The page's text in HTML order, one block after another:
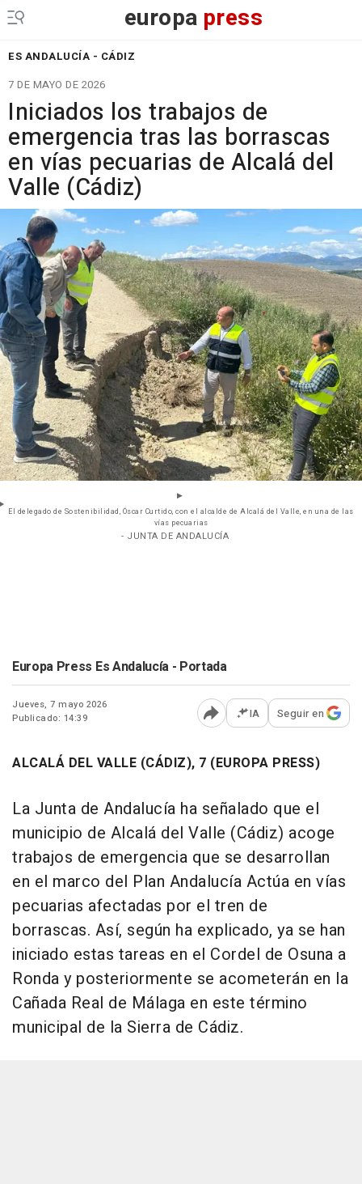
europa press
ES ANDALUCÍA - CÁDIZ
7 DE MAYO DE 2026
Iniciados los trabajos de
emergencia tras las borrascas
en vías pecuarias de Alcalá del
Valle (Cádiz)
El delegado de Sostenibilidad, Óscar Curtido, con el alcalde de Alcalá del Valle, en una de las
vías pecuarias
- JUNTA DE ANDALUCÍA
Europa Press Es Andalucía - Portada
Jueves, 7 mayo 2026
Publicado: 14:39
Abrir opciones para
IA Seguir en
ALCALÁ DEL VALLE (CÁDIZ), 7 (EUROPA PRESS)
La Junta de Andalucía ha señalado que el
municipio de Alcalá del Valle (Cádiz) acoge
trabajos de emergencia que se desarrollan
en el marco del Plan Andalucía Actúa en vías
pecuarias afectadas por el tren de
borrascas. Así, según ha explicado, ya se han
iniciado estas tareas en el Cordel de Osuna a
Ronda y posteriormente se acometerán en la
Cañada Real de Málaga en este término
municipal de la Sierra de Cádiz.